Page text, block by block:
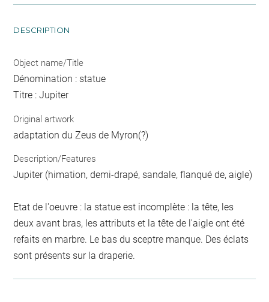
DESCRIPTION
Object name/Title
Dénomination : statue
Titre : Jupiter
Original artwork
adaptation du Zeus de Myron(?)
Description/Features
Jupiter (himation, demi-drapé, sandale, flanqué de, aigle)
Etat de l'oeuvre : la statue est incomplète : la tête, les
deux avant bras, les attributs et la tête de l'aigle ont été
refaits en marbre. Le bas du sceptre manque. Des éclats
sont présents sur la draperie.